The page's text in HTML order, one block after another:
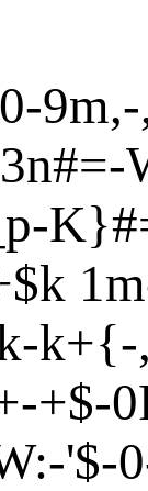
0-9m,-
3n#=-
_p-K}
1m
k+{-
-+$-
-'$-0